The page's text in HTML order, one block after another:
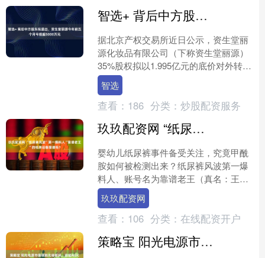
智选+ 背后中方股东拟退出，资生堂丽源今年前五个月亏损超5000万元
据北京产权交易所近日公示，资生堂丽
源化妆品有限公司（下称资生堂丽源）
35%股权拟以1.995亿元的底价对外转
让。记者就此咨询资生堂中国方面具体
情况，公司方面回复....
智选
查看： 186 分类： 炒股配资服务
玖玖配资网 “纸尿裤风波”第一爆料人“靠谱老王”的检测设备靠谱吗？
婴幼儿纸尿裤事件备受关注，究竟甲酰
胺如何被检测出来？纸尿裤风波第一爆
料人、账号名为靠谱老王（真名：王东
鉴）的检测是否靠谱，成为近日来大众
关注的焦点。 靠谱老王否....
玖玖配资网
查看： 106 分类： 在线配资开户
策略宝 阳光电源市值领跑光储板块，后续AIDC电源批量节点成关注焦点